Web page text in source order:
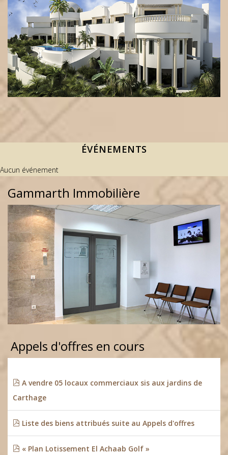
ÉVÉNEMENTS
Aucun événement
Gammarth Immobilière
Appels d'offres en cours
A vendre 05 locaux commerciaux sis aux jardins de
Carthage
Liste des biens attribués suite au Appels d'offres
« Plan Lotissement El Achaab Golf »